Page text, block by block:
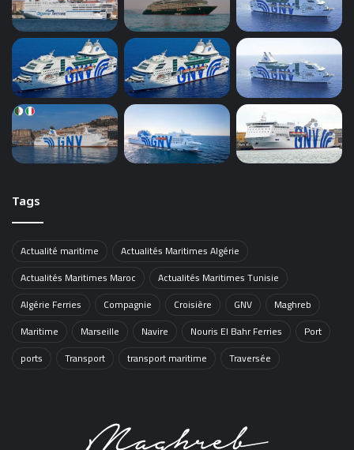
Tags
Actualité maritime
Actualités Maritimes Algérie
Actualités Maritimes Maroc
Actualités Maritimes Tunisie
Algérie Ferries
Compagnie Croisière GNV
Maghreb
Maritime
Marseille Navire Nouris El Bahr Ferries
Port
ports
Transport transport maritime Traversée